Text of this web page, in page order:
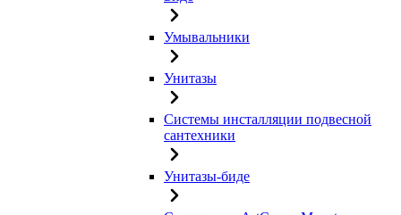
Умывальники
Унитазы
Системы инсталляции подвесной
сантехники
Унитазы-биде